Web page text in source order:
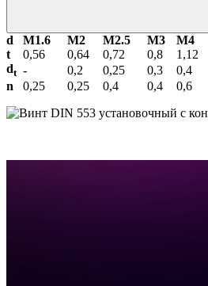
d М1.6 М2 М2.5 М3 М4
t
0,56 0,64 0,72 0,8 1,12
dt - 0,2 0,25 0,3 0,4
n
0,25 0,25 0,4 0,4 0,6